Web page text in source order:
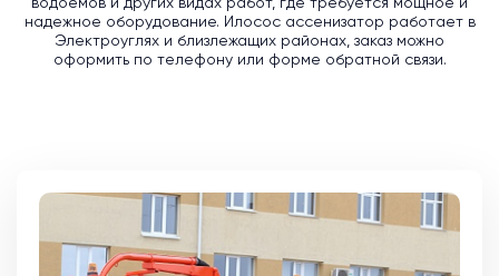
водоемов и других видах работ, где требуется мощное и
надежное оборудование. Илосос ассенизатор работает в
Электроуглях и близлежащих районах, заказ можно
оформить по телефону или форме обратной связи.